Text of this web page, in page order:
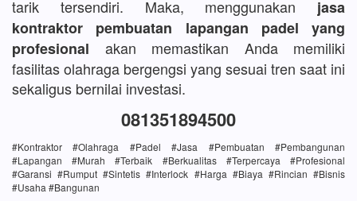
tarik tersendiri. Maka, menggunakan jasa
kontraktor pembuatan lapangan padel yang
profesional akan memastikan Anda memiliki
fasilitas olahraga bergengsi yang sesuai tren saat ini
sekaligus bernilai investasi.
081351894500
#Kontraktor #Olahraga #Padel #Jasa #Pembuatan #Pembangunan
#Lapangan #Murah #Terbaik #Berkualitas #Terpercaya #Profesional
#Garansi #Rumput #Sintetis #Interlock #Harga #Biaya #Rincian #Bisnis
#Usaha #Bangunan